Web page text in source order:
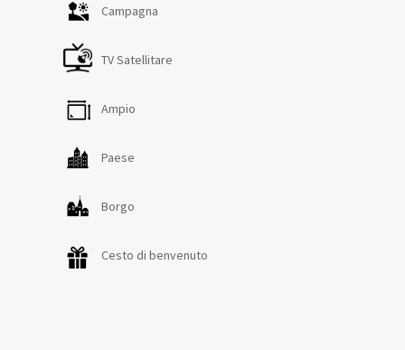
Campagna
TV Satellitare
Ampio
Paese
Borgo
Cesto di benvenuto